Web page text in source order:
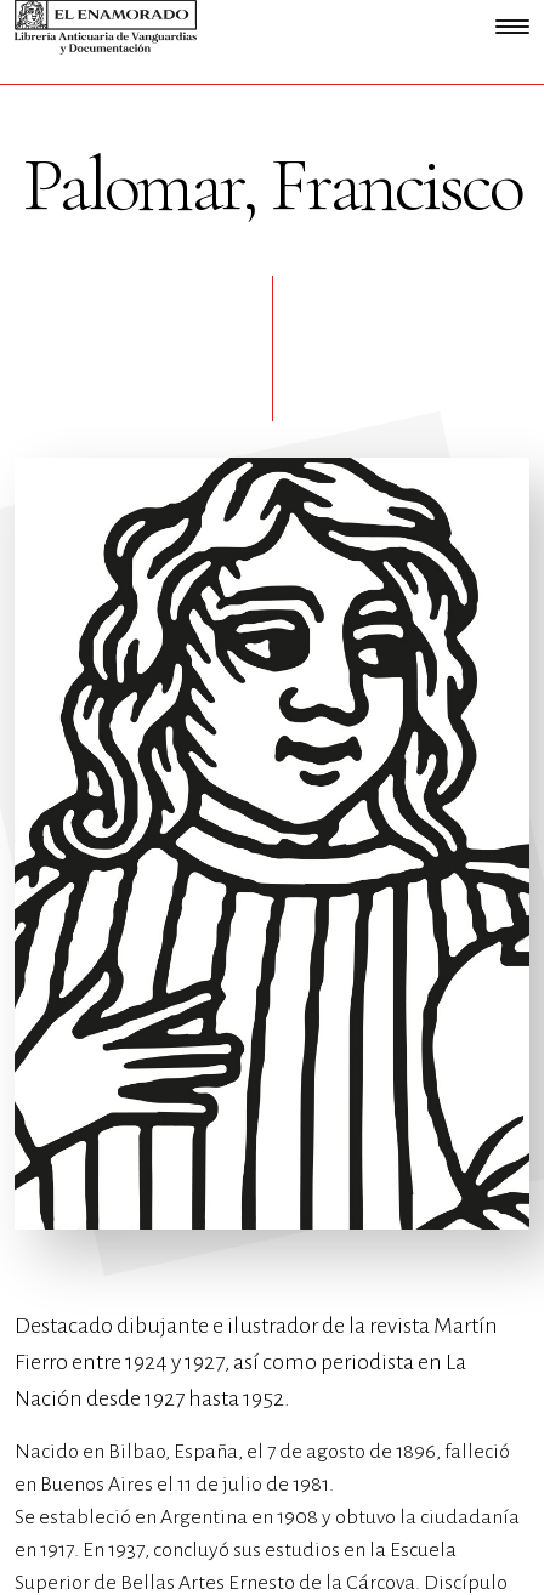
Palomar, Francisco
Destacado dibujante e ilustrador de la revista Martín
Fierro entre 1924 y 1927, así como periodista en La
Nación desde 1927 hasta 1952.
Nacido en Bilbao, España, el 7 de agosto de 1896, falleció
en Buenos Aires el 11 de julio de 1981.
Se estableció en Argentina en 1908 y obtuvo la ciudadanía
en 1917. En 1937, concluyó sus estudios en la Escuela
Superior de Bellas Artes Ernesto de la Cárcova. Discípulo